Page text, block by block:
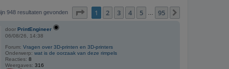
948 resultaten gevonden Pagina1 van 95
1 2 3 4 5 … 95
doorPrintEngineer
06/08/26, 14:38
Forum:Vragen over 3D-printen en 3D-printers
Onderwerp:wat is de oorzaak van deze rimpels
Reacties:8
Weergaves:316